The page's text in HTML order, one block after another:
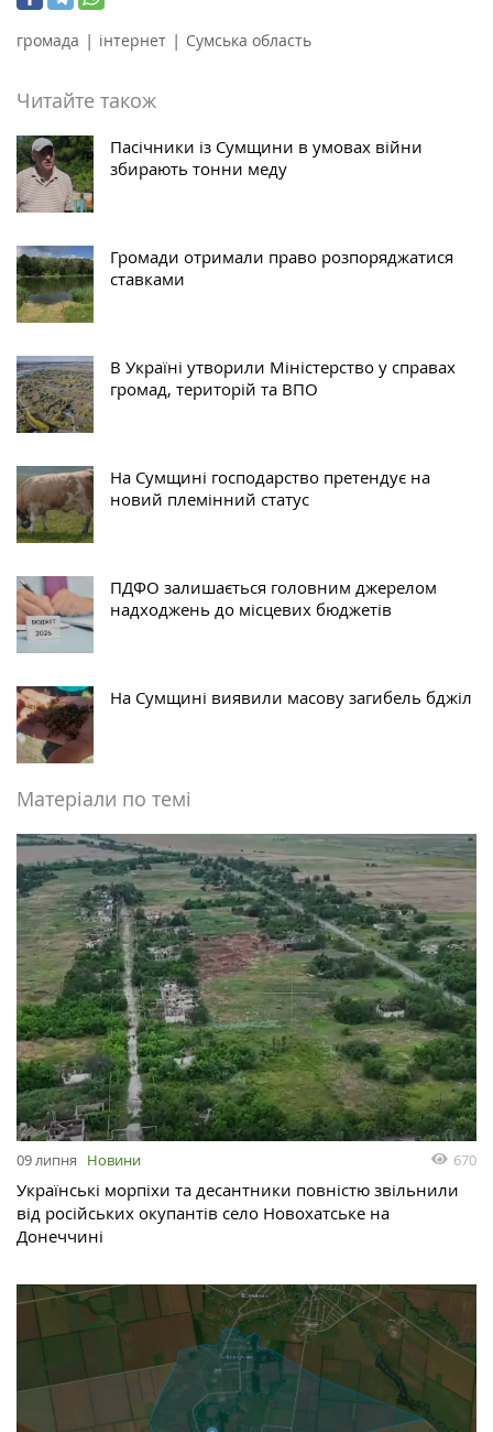
громада | інтернет | Сумська область
Читайте також
Пасічники із Сумщини в умовах війни
збирають тонни меду
Громади отримали право розпоряджатися
ставками
В Україні утворили Міністерство у справах
громад, територій та ВПО
На Сумщині господарство претендує на
новий племінний статус
ПДФО залишається головним джерелом
надходжень до місцевих бюджетів
На Сумщині виявили масову загибель бджіл
Матеріали по темі
09 липня Новини 670
Українські морпіхи та десантники повністю звільнили
від російських окупантів село Новохатське на
Донеччині